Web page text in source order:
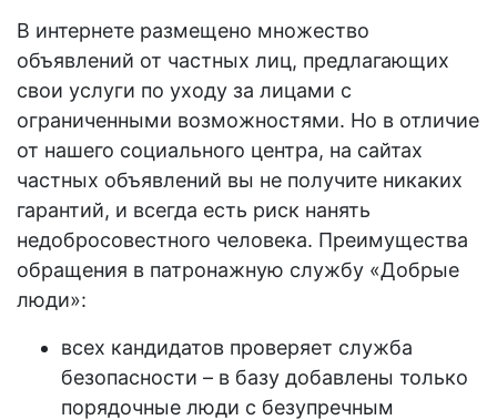
В интернете размещено множество
объявлений от частных лиц, предлагающих
свои услуги по уходу за лицами с
ограниченными возможностями. Но в отличие
от нашего социального центра, на сайтах
частных объявлений вы не получите никаких
гарантий, и всегда есть риск нанять
недобросовестного человека. Преимущества
обращения в патронажную службу «Добрые
люди»:
всех кандидатов проверяет служба
безопасности – в базу добавлены только
порядочные люди с безупречным